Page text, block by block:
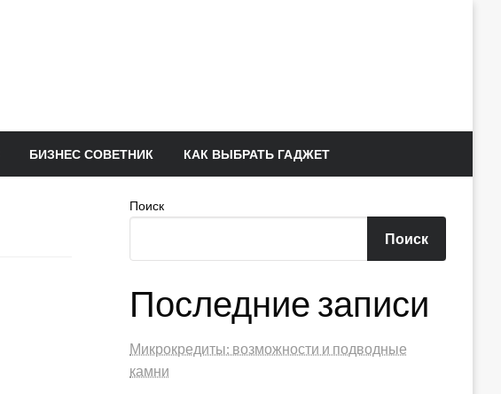
БИЗНЕС СОВЕТНИК КАК ВЫБРАТЬ ГАДЖЕТ
Поиск
Поиск
Последние записи
Микрокредиты: возможности и подводные
камни